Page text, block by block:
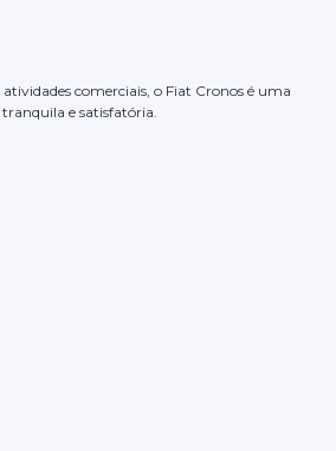
comerciais, o Fiat Cronos é uma
e satisfatória.